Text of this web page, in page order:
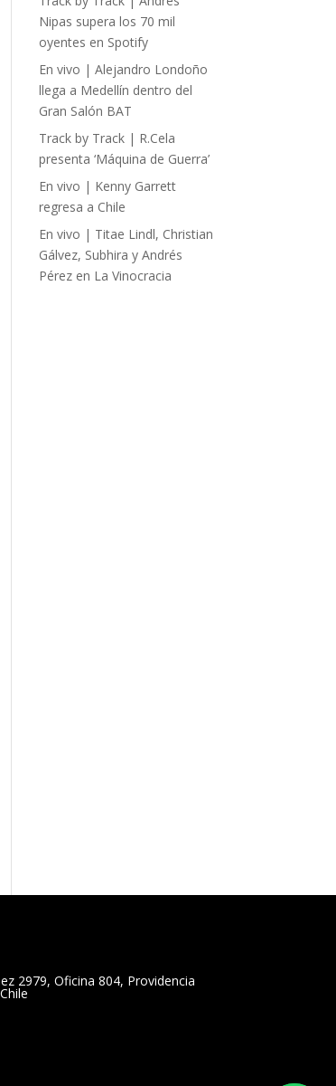
Nipas supera los 70 mil
oyentes en Spotify
En vivo | Alejandro Londoño
llega a Medellín dentro del
Gran Salón BAT
Track by Track | R.Cela
presenta ‘Máquina de Guerra’
En vivo | Kenny Garrett
regresa a Chile
En vivo | Titae Lindl, Christian
Gálvez, Subhira y Andrés
Pérez en La Vinocracia
2979, Oficina 804, Providencia